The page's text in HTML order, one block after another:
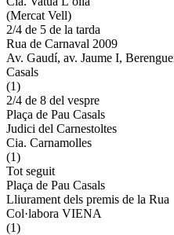
(Mercat Vell)
2/4 de 5 de la tarda
Rua de Carnaval 2009
Av. Gaudí, av. Jaume I,
Casals
(1)
2/4 de 8 del vespre
Plaça de Pau Casals
Judici del Carnestoltes
Cia. Carnamolles
(1)
Tot seguit
Plaça de Pau Casals
Lliurament dels premis de la Rua
Col·labora VIENA
(1)